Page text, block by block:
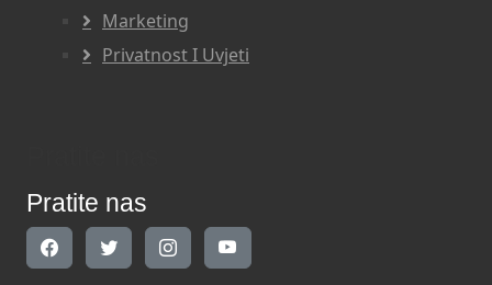
Marketing
Privatnost I Uvjeti
Pratite nas